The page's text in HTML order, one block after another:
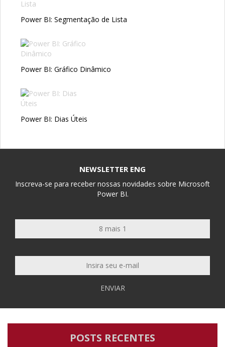
Power BI: Segmentação de Lista
Power BI: Gráfico Dinâmico
Power BI: Dias Úteis
NEWSLETTER ENG
Inscreva-se para receber nossas novidades sobre Microsoft
Power BI.
ENVIAR
POSTS RECENTES